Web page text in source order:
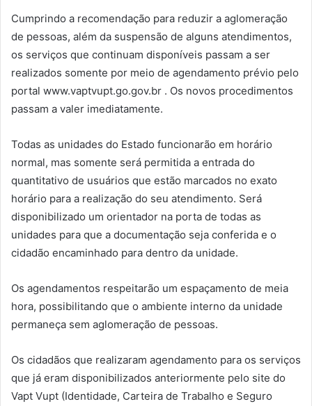
Cumprindo a recomendação para reduzir a aglomeração
de pessoas, além da suspensão de alguns atendimentos,
os serviços que continuam disponíveis passam a ser
realizados somente por meio de agendamento prévio pelo
portal www.vaptvupt.go.gov.br . Os novos procedimentos
passam a valer imediatamente.
Todas as unidades do Estado funcionarão em horário
normal, mas somente será permitida a entrada do
quantitativo de usuários que estão marcados no exato
horário para a realização do seu atendimento. Será
disponibilizado um orientador na porta de todas as
unidades para que a documentação seja conferida e o
cidadão encaminhado para dentro da unidade.
Os agendamentos respeitarão um espaçamento de meia
hora, possibilitando que o ambiente interno da unidade
permaneça sem aglomeração de pessoas.
Os cidadãos que realizaram agendamento para os serviços
que já eram disponibilizados anteriormente pelo site do
Vapt Vupt (Identidade, Carteira de Trabalho e Seguro